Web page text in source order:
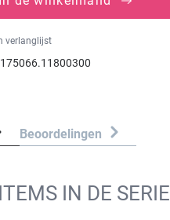
verlanglijst
175066.11800300
Beoordelingen
IN DE SERIE